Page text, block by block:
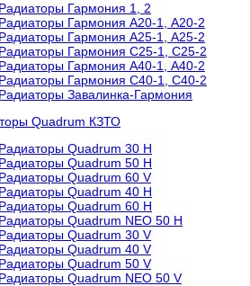
Радиаторы Гармония 1, 2
Радиаторы Гармония А20-1, А20-2
Радиаторы Гармония А25-1, А25-2
Радиаторы Гармония С25-1, С25-2
Радиаторы Гармония А40-1, А40-2
Радиаторы Гармония С40-1, С40-2
Радиаторы Завалинка-Гармония
Quadrum КЗТО
Радиаторы Quadrum 30 H
Радиаторы Quadrum 50 H
Радиаторы Quadrum 60 V
Радиаторы Quadrum 40 H
Радиаторы Quadrum 60 H
Радиаторы Quadrum NEO 50 H
Радиаторы Quadrum 30 V
Радиаторы Quadrum 40 V
Радиаторы Quadrum 50 V
Радиаторы Quadrum NEO 50 V